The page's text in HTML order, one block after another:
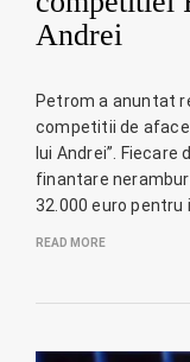
Andrei
Petrom a anuntat
competitii de
lui Andrei”.
finantare
32.000 euro pentru
READ MORE